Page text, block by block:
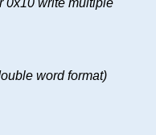
word format)